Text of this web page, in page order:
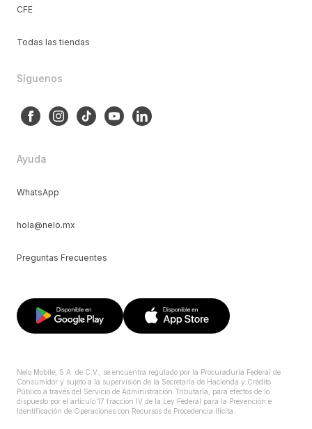
CFE
Todas las tiendas
Síguenos
Ayuda
WhatsApp
hola@nelo.mx
Preguntas Frecuentes
Nelo Mobile, S.A. de C.V., se encuentra regulado por la Procuraduría Federal de
Consumidor y sujeto a la supervisión de la Secretaría de Hacienda y Crédito
Público a través del Servicio de Administración Tributaría, para efectos de lo
dispuesto por el artículo 17 fracción IV de la Ley Federal para la Prevención e
Identificación de Operaciones con Recursos de Procedencia Ilícita.